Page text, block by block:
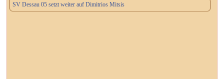
SV Dessau 05 setzt weiter auf Dimitrios Mitsis